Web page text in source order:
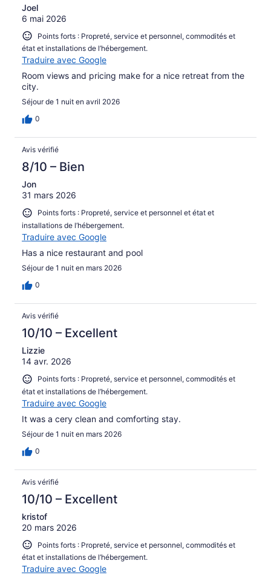
Joel
6 mai 2026
Points forts : Propreté, service et personnel, commodités et
état et installations de l’hébergement.
Traduire avec Google
Room views and pricing make for a nice retreat from the
city.
Séjour de 1 nuit en avril 2026
0
Avis vérifié
8/10 – Bien
Jon
31 mars 2026
Points forts : Propreté, service et personnel et état et
installations de l’hébergement.
Traduire avec Google
Has a nice restaurant and pool
Séjour de 1 nuit en mars 2026
0
Avis vérifié
10/10 – Excellent
Lizzie
14 avr. 2026
Points forts : Propreté, service et personnel, commodités et
état et installations de l’hébergement.
Traduire avec Google
It was a cery clean and comforting stay.
Séjour de 1 nuit en mars 2026
0
Avis vérifié
10/10 – Excellent
kristof
20 mars 2026
Points forts : Propreté, service et personnel, commodités et
état et installations de l’hébergement.
Traduire avec Google